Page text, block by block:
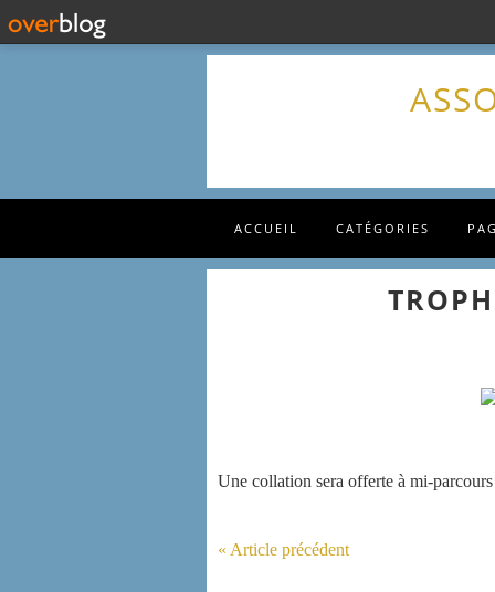
ACCUEIL CATÉGORIES
Une collation sera offerte à mi-parcours
« Article précédent